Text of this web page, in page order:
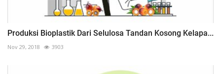
Produksi Bioplastik Dari Selulosa Tandan Kosong Kelapa...
Nov 29, 2018 3903